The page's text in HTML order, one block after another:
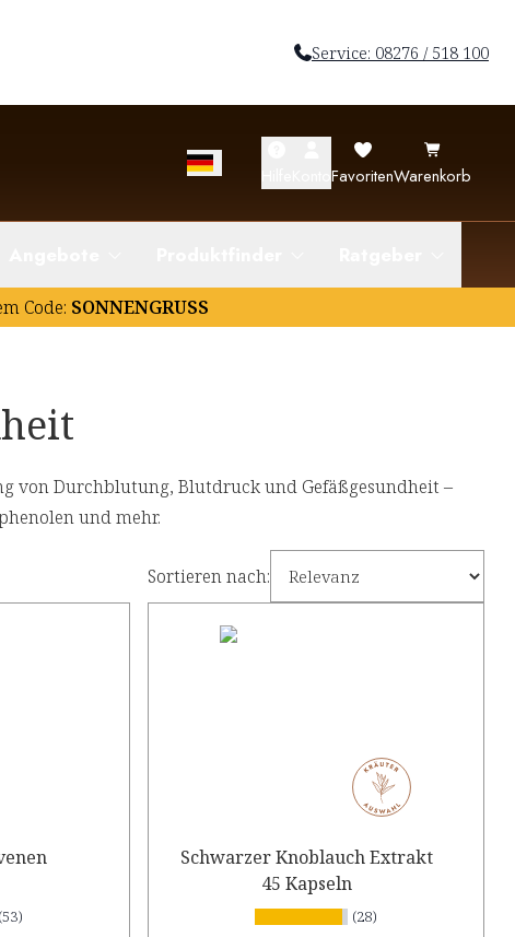
Service: 08276 / 518 100
FavoritenWarenkorb
Code: SONNENGRUSS
Durchblutung, Blutdruck und Gefäßgesundheit –
und mehr.
Sortieren nach:
(53)
Schwarzer Knoblauch Extrakt
45 Kapseln
(28)